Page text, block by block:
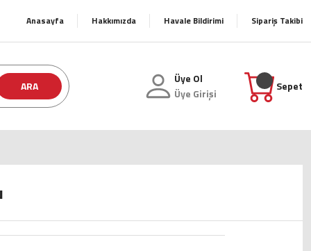
Anasayfa Hakkımızda Havale Bildirimi Sipariş Takibi
ARA
Üye Ol
Üye Girişi
Sepet